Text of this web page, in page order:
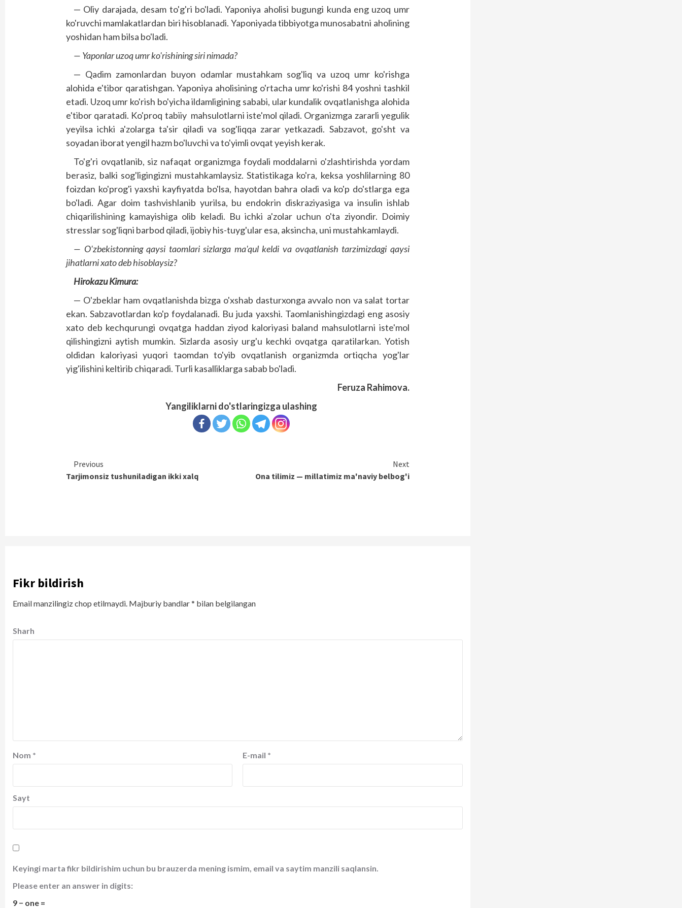
— Oliy darajada, desam to'g'ri bo'ladi. Yaponiya aholisi bugungi kunda eng uzoq umr
ko'ruvchi mamlakatlardan biri hisoblanadi. Yaponiyada tibbiyotga munosabatni aholining
yoshidan ham bilsa bo'ladi.
— Yaponlar uzoq umr ko'ri­shining siri nimada?
— Qadim zamonlardan buyon odamlar mustahkam sog'liq va uzoq umr ko'rishga
alohida e'tibor qaratishgan. Yaponiya aholisining o'rtacha umr ko'rishi 84 yoshni tashkil
etadi. Uzoq umr ko'rish bo'yicha ildamligining sababi, ular kundalik ovqatlanishga alohida
e'tibor qaratadi. Ko'proq tabiiy mahsulotlarni iste'mol qiladi. Organizmga zararli yegulik
yeyilsa ichki a'zolarga ta'sir qiladi va sog'liqqa zarar yetkazadi. Sabzavot, go'sht va
soyadan iborat yengil hazm bo'luvchi va to'yimli ovqat yeyish kerak.
To'g'ri ovqatlanib, siz nafaqat organizmga foydali moddalarni o'zlashtirishda yordam
berasiz, balki sog'ligingizni mustahkamlaysiz. Statistikaga ko'ra, keksa yoshlilarning 80
foizdan ko'prog'i yaxshi kayfiyatda bo'lsa, hayotdan bahra oladi va ko'p do'stlarga ega
bo'ladi. Agar doim tashvishlanib yurilsa, bu endokrin diskraziyasiga va insulin ishlab
chiqarilishining kamayishiga olib keladi. Bu ichki a'zolar uchun o'ta ziyondir. Doimiy
stresslar sog'liqni barbod qiladi, ijobiy his-tuyg'ular esa, aksincha, uni mustahkamlaydi.
— O'zbekistonning qaysi taomlari sizlarga ma'qul keldi va ovqatlanish tarzimizdagi qaysi
jihatlarni xato deb hisoblaysiz?
Hirokazu Kimura:
— O'zbeklar ham ovqatlanishda bizga o'xshab dasturxonga avvalo non va salat tortar
ekan. Sabzavotlardan ko'p foydalanadi. Bu juda yaxshi. Taomlanishingizdagi eng asosiy
xato deb kechqurungi ovqatga haddan ziyod kaloriyasi baland mahsulotlarni iste'mol
qilishingizni aytish mumkin. Sizlarda asosiy urg'u kechki ovqatga qaratilarkan. Yotish
oldidan kaloriyasi yuqori taom­dan to'yib ovqatlanish organizmda ortiqcha yog'lar
yig'ilishini keltirib chiqaradi. Turli kasalliklarga sabab bo'ladi.
Feruza Rahimova.
Yangiliklarni do'stlaringizga ulashing
Continue
Reading
Previous
Tarjimonsiz tushuniladigan ikki xalq
Next
Ona tilimiz — millatimiz ma'naviy belbog'i
Fikr bildirish
Email manzilingiz chop etilmaydi. Majburiy bandlar* bilan belgilangan
Sharh
Nom * E-mail *
Sayt
Keyingi marta fikr bildirishim uchun bu brauzerda mening ismim, email va saytim manzili saqlansin.
Please enter an answer in digits:
9 − one =